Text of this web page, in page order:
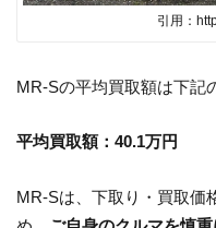
引用：
MR-Sの平均買取額は下記
平均買取額：40.1万円
MR-Sは、下取り・買取価